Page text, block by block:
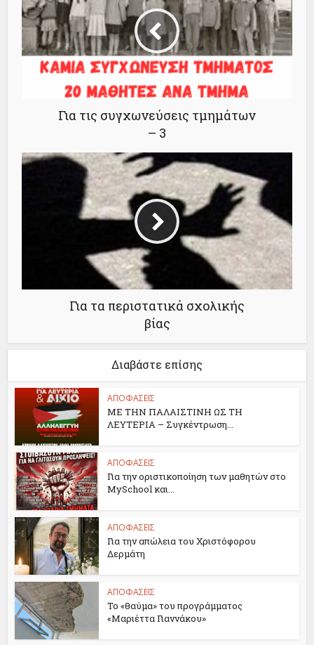
Για τις συγχωνεύσεις τμημάτων
– 3
Για τα περιστατικά σχολικής
βίας
Διαβάστε επίσης
ΑΠΟΦΑΣΕΙΣ
ΜΕ ΤΗΝ ΠΑΛΑΙΣΤΙΝΗ ΩΣ ΤΗ
ΛΕΥΤΕΡΙΑ – Συγκέντρωση...
ΑΠΟΦΑΣΕΙΣ
Για την οριστικοποίηση των μαθητών στο
MySchool και...
ΑΠΟΦΑΣΕΙΣ
Για την απώλεια του Χριστόφορου
Δερμάτη
ΑΠΟΦΑΣΕΙΣ
Το «θαύμα» του προγράμματος
«Μαριέττα Γιαννάκου»